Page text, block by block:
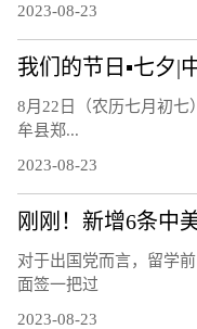
2023-08-23
8月22日（农历七月初七
牟县郑...
2023-08-23
对于出国党而言，留学
面签一把过
2023-08-23